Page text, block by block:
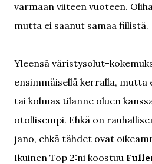
varmaan viiteen vuoteen.
mutta ei saanut samaa fiilistä.
Yleensä väristysolut-
ensimmäisellä kerralla, mutta
tai kolmas tilanne oluen
otollisempi. Ehkä on
jano, ehkä tähdet ovat
Ikuinen Top 2:ni koostuu